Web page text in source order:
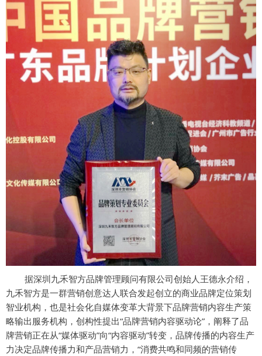
据深圳九禾智方品牌管理顾问有限公司创始人王德永介绍，
九禾智方是一群营销创意达人联合发起创立的商业品牌定位策划
智业机构，也是社会化自媒体变革大背景下品牌营销内容生产策
略输出服务机构，创构性提出“品牌营销内容驱动论”，阐释了品
牌营销正在从“媒体驱动”向“内容驱动”转变，品牌传播的内容生产
力决定品牌传播力和产品营销力，“消费共鸣和同频的营销传